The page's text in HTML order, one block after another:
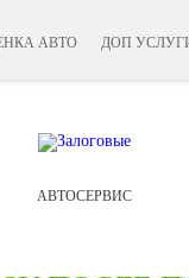
АВТО ДОП
АВТОСЕРВИС